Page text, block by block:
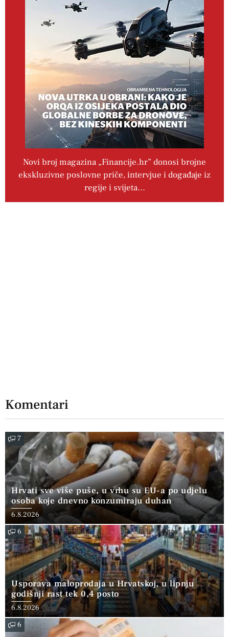
Novi broj magazina „Financije.hr” donosi brojne
ekskluzivne poslovne priče, intervjue i događaje iz
regije i svijeta…
Komentari
7
Hrvati sve više puše, u vrhu su EU-a po udjelu
osoba koje dnevno konzumiraju duhan
6.8.2026
6
Usporava maloprodaja u Hrvatskoj, u lipnju
godišnji rast tek 0,4 posto
6.8.2026
6